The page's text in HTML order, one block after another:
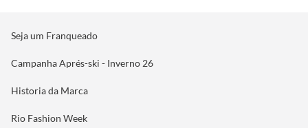
Seja um Franqueado
Campanha Aprés-ski - Inverno 26
Historia da Marca
Rio Fashion Week